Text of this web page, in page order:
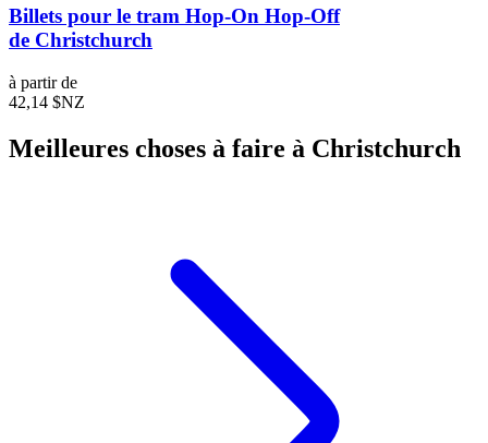
Billets pour le tram Hop-On Hop-Off
de Christchurch
à partir de
42,14 $NZ
Meilleures choses à faire à Christchurch